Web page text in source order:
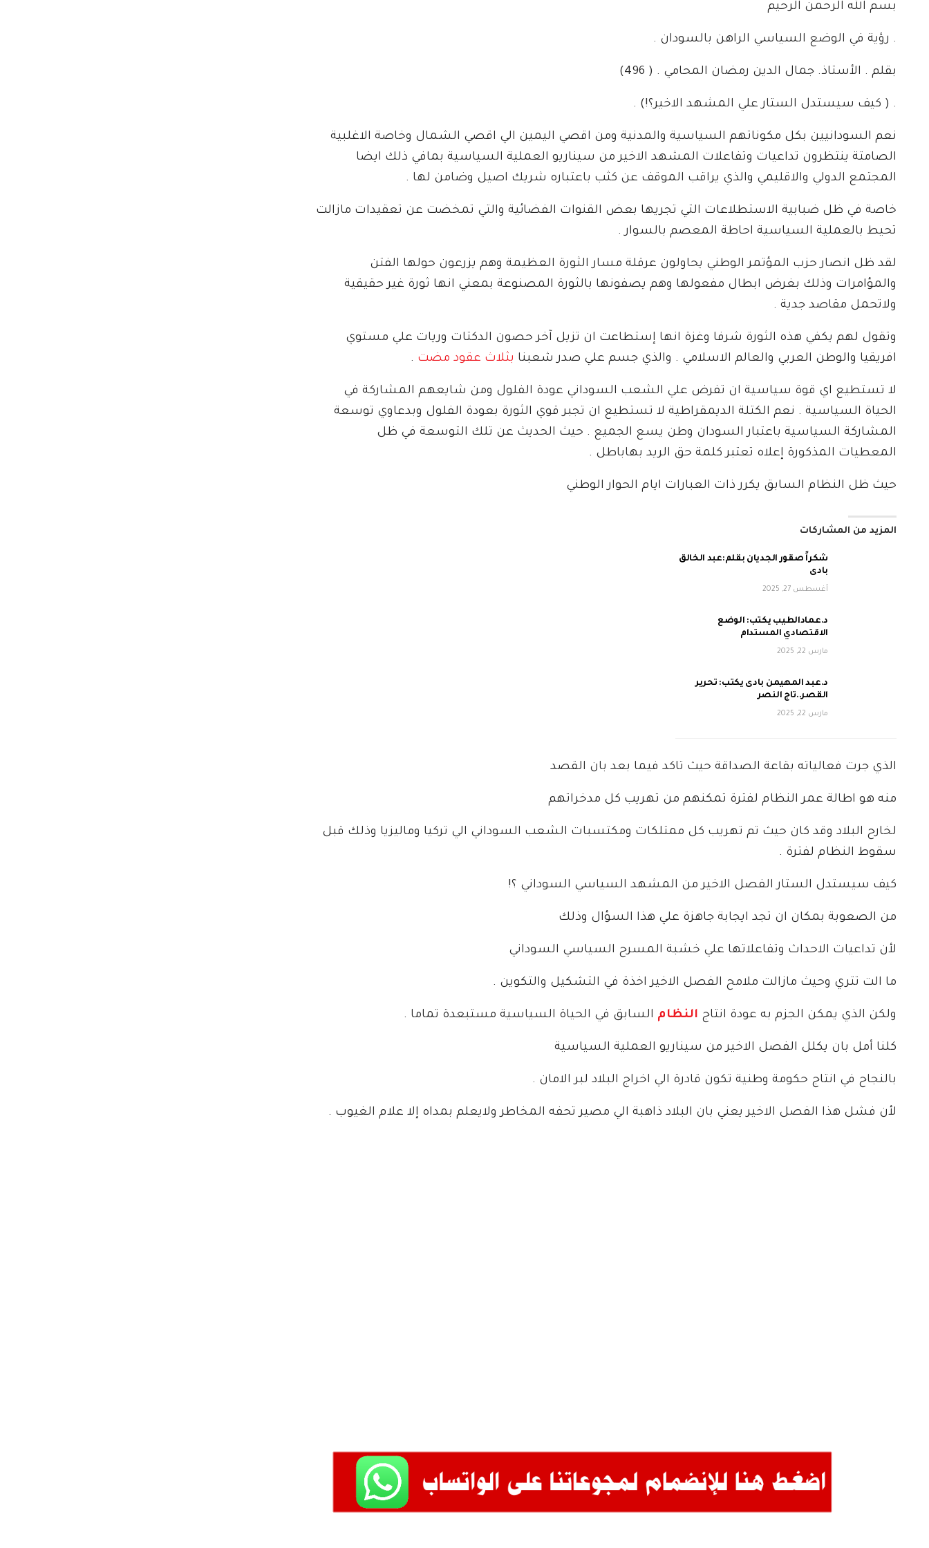
بسم الله الرحمن الرحيم
. رؤية في الوضع السياسي الراهن بالسودان .
بقلم . الأستاذ. جمال الدين رمضان المحامي . ( 496)
. ( كيف سيستدل الستار علي المشهد الاخير؟!) .
نعم السودانيين بكل مكوناتهم السياسية والمدنية ومن اقصي اليمين الي اقصي الشمال وخاصة الاغلبية
الصامتة ينتظرون تداعيات وتفاعلات المشهد الاخير من سيناريو العملية السياسية بمافي ذلك ايضا
المجتمع الدولي والاقليمي والذي يراقب الموقف عن كثب باعتباره شريك اصيل وضامن لها .
خاصة في ظل ضبابية الاستطلاعات التي تجريها بعض القنوات الفضائية والتي تمخضت عن تعقيدات مازالت
تحيط بالعملية السياسية احاطة المعصم بالسوار .
لقد ظل انصار حزب المؤتمر الوطني يحاولون عرقلة مسار الثورة العظيمة وهم يزرعون حولها الفتن
والمؤامرات وذلك بغرض ابطال مفعولها وهم يصفونها بالثورة المصنوعة بمعني انها ثورة غير حقيقية
ولاتحمل مقاصد جدية .
وتقول لهم يكفي هذه الثورة شرفا وغزة انها إستطاعت ان تزيل آخر حصون الدكتات وريات علي مستوي
افريقيا والوطن العربي والعالم الاسلامي . والذي جسم علي صدر شعبنا بثلاث عقود مضت .
لا تستطيع اي قوة سياسية ان تفرض علي الشعب السوداني عودة الفلول ومن شايعهم المشاركة في
الحياة السياسية . نعم الكتلة الديمقراطية لا تستطيع ان تجبر قوي الثورة بعودة الفلول وبدعاوي توسعة
المشاركة السياسية باعتبار السودان وطن يسع الجميع . حيث الحديث عن تلك التوسعة في ظل
المعطيات المذكورة إعلاه تعتبر كلمة حق الريد بهاباطل .
حيث ظل النظام السابق يكرر ذات العبارات ايام الحوار الوطني
المزيد من المشاركات
شكراً صقور الجديان بقلم:عبد الخالق
بادى
أغسطس 27, 2025
د.عمادالطيب يكتب: الوضع
الاقتصادي المستدام
مارس 22, 2025
د.عبد المهيمن بادى يكتب: تحرير
القصر..تاج النصر
مارس 22, 2025
الذي جرت فعالياته بقاعة الصداقة حيث تاكد فيما بعد بان القصد
منه هو اطالة عمر النظام لفترة تمكنهم من تهريب كل مدخراتهم
لخارح البلاد وقد كان حيث تم تهريب كل ممتلكات ومكتسبات الشعب السوداني الي تركيا وماليزيا وذلك قبل
سقوط النظام لفترة .
كيف سيستدل الستار الفصل الاخير من المشهد السياسي السوداني ؟!
من الصعوبة بمكان ان تجد ايجابة جاهزة علي هذا السؤال وذلك
لأن تداعيات الاحداث وتفاعلاتها علي خشبة المسرح السياسي السوداني
ما الت تتري وحيث مازالت ملامح الفصل الاخير اخذة في التشكيل والتكوين .
ولكن الذي يمكن الجزم به عودة انتاج النظام السابق في الحياة السياسية مستبعدة تماما .
كلنا أمل بان يكلل الفصل الاخير من سيناريو العملية السياسية
بالنجاح في انتاج حكومة وطنية تكون قادرة الي اخراج البلاد لبر الامان .
لأن فشل هذا الفصل الاخير يعني بان البلاد ذاهبة الي مصير تحفه المخاطر ولايعلم بمداه إلا علام الغيوب .